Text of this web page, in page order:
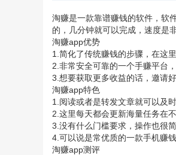
淘赚是一款靠谱赚钱的软件，软
的，几分钟就可以完成，速度是
淘赚app优势
1.简化了传统赚钱的步骤，在这
2.非常安全可靠的一个手赚平台
3.想要获取更多收益的话，邀请
淘赚app特色
1.阅读或者是转发文章就可以及
2.这里每天都会更新海量任务在
3.没有什么门槛要求，操作也很
4.可以说是常优质的一款手机赚
淘赚app测评